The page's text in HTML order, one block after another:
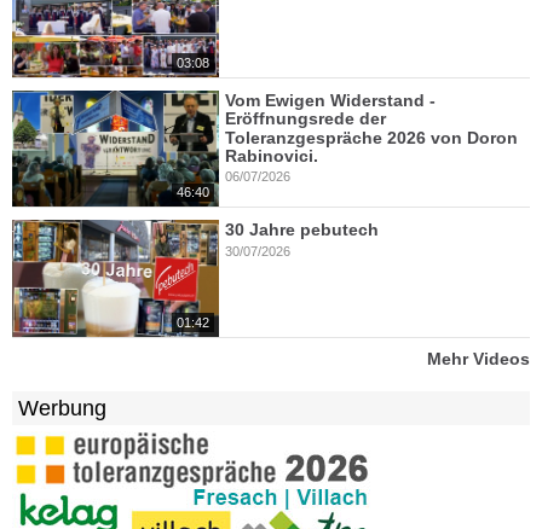
03:08
46:40
Vom Ewigen Widerstand -
Eröffnungsrede der
Toleranzgespräche 2026 von Doron
Rabinovici.
06/07/2026
01:42
30 Jahre pebutech
30/07/2026
Mehr Videos
Werbung